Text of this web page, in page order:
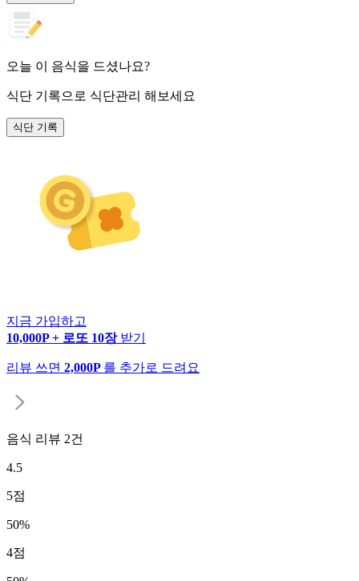
오늘 이 음식을 드셨나요?
식단 기록으로 식단관리 해보세요
식단 기록
지금 가입하고
10,000P + 로또 10장 받기
리뷰 쓰면 2,000P 를 추가로 드려요
음식 리뷰 2건
4.5
5점
50%
4점